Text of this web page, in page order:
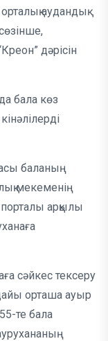
аудандық
дәрісін
бала көз
баланың
мекеменің
арқылы
сәйкес тексеру
орташа ауыр
те бала